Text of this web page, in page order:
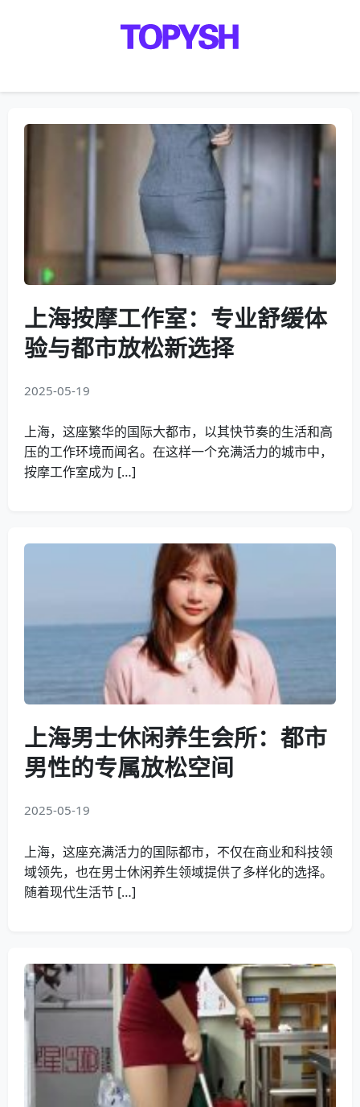
上海按摩工作室：专业舒缓体
验与都市放松新选择
2025-05-19
上海，这座繁华的国际大都市，以其快节奏的生活和高
压的工作环境而闻名。在这样一个充满活力的城市中，
按摩工作室成为 […]
上海男士休闲养生会所：都市
男性的专属放松空间
2025-05-19
上海，这座充满活力的国际都市，不仅在商业和科技领
域领先，也在男士休闲养生领域提供了多样化的选择。
随着现代生活节 […]